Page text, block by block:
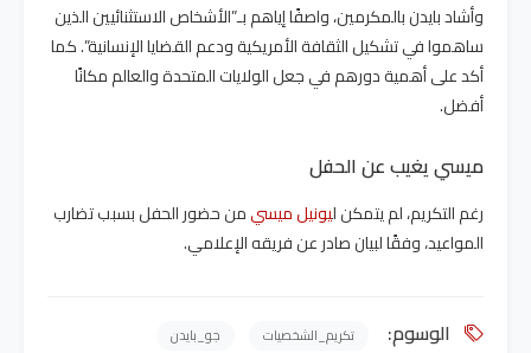
وأشاد بايدن بالمكرمين، واصفًا إياهم بـ”الأشخاص الاستثنائيين الذين
ساهموا في تشكيل الثقافة الأمريكية ودعم القضايا الإنسانية”. كما
أكد على أهمية دورهم في جعل الولايات المتحدة والعالم مكانًا
أفضل.
ميسي يغيب عن الحفل
رغم التكريم، لم يتمكن ليونيل ميسيمن حضور الحفل بسبب تضارب
المواعيد، وفقًا لبيان صادر عن فريقه الإعلامي.
الوسوم: تكريم_الشخصيات
جو_بايدن